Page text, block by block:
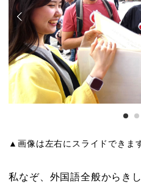
▲画像は左右にスライドできま
私なぞ、外国語全般からき